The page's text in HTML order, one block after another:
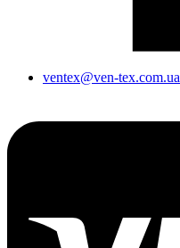
ventex@ven-tex.com.ua